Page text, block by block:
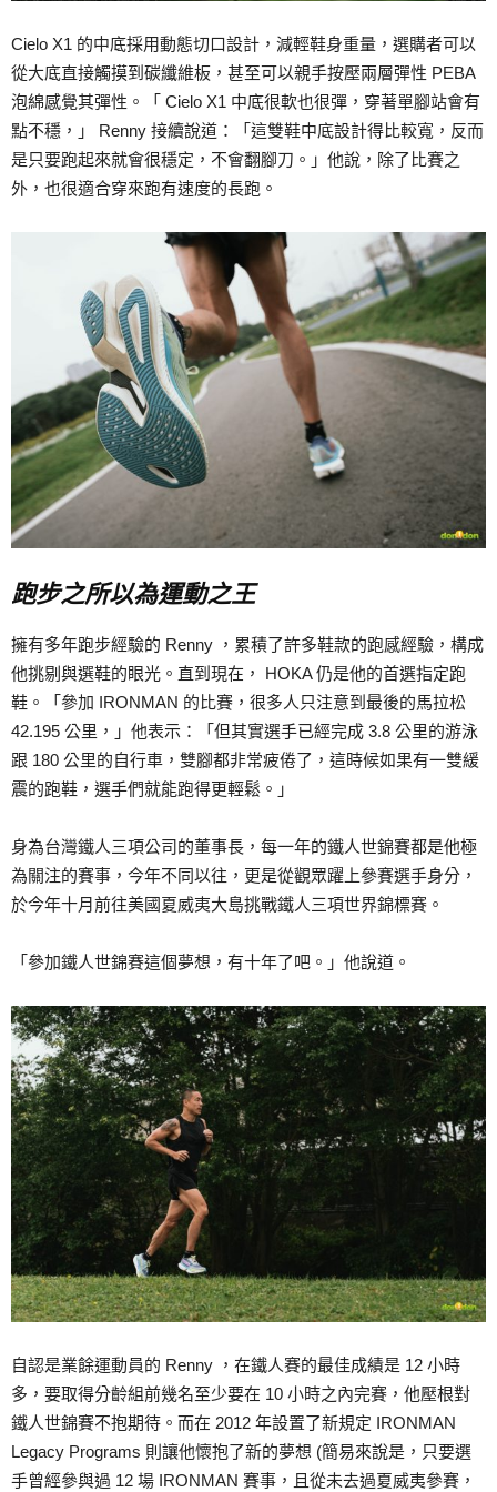
Cielo X1 的中底採用動態切口設計，減輕鞋身重量，選購者可以
從大底直接觸摸到碳纖維板，甚至可以親手按壓兩層彈性 PEBA
泡綿感覺其彈性。「 Cielo X1 中底很軟也很彈，穿著單腳站會有
點不穩，」 Renny 接續說道：「這雙鞋中底設計得比較寬，反而
是只要跑起來就會很穩定，不會翻腳刀。」他說，除了比賽之
外，也很適合穿來跑有速度的長跑。
跑步之所以為運動之王
擁有多年跑步經驗的 Renny ，累積了許多鞋款的跑感經驗，構成
他挑剔與選鞋的眼光。直到現在， HOKA 仍是他的首選指定跑
鞋。「參加 IRONMAN 的比賽，很多人只注意到最後的馬拉松
42.195 公里，」他表示：「但其實選手已經完成 3.8 公里的游泳
跟 180 公里的自行車，雙腳都非常疲倦了，這時候如果有一雙緩
震的跑鞋，選手們就能跑得更輕鬆。」
身為台灣鐵人三項公司的董事長，每一年的鐵人世錦賽都是他極
為關注的賽事，今年不同以往，更是從觀眾躍上參賽選手身分，
於今年十月前往美國夏威夷大島挑戰鐵人三項世界錦標賽。
「參加鐵人世錦賽這個夢想，有十年了吧。」他說道。
自認是業餘運動員的 Renny ，在鐵人賽的最佳成績是 12 小時
多，要取得分齡組前幾名至少要在 10 小時之內完賽，他壓根對
鐵人世錦賽不抱期待。而在 2012 年設置了新規定 IRONMAN
Legacy Programs 則讓他懷抱了新的夢想 (簡易來說是，只要選
手曾經參與過 12 場 IRONMAN 賽事，且從未去過夏威夷參賽，